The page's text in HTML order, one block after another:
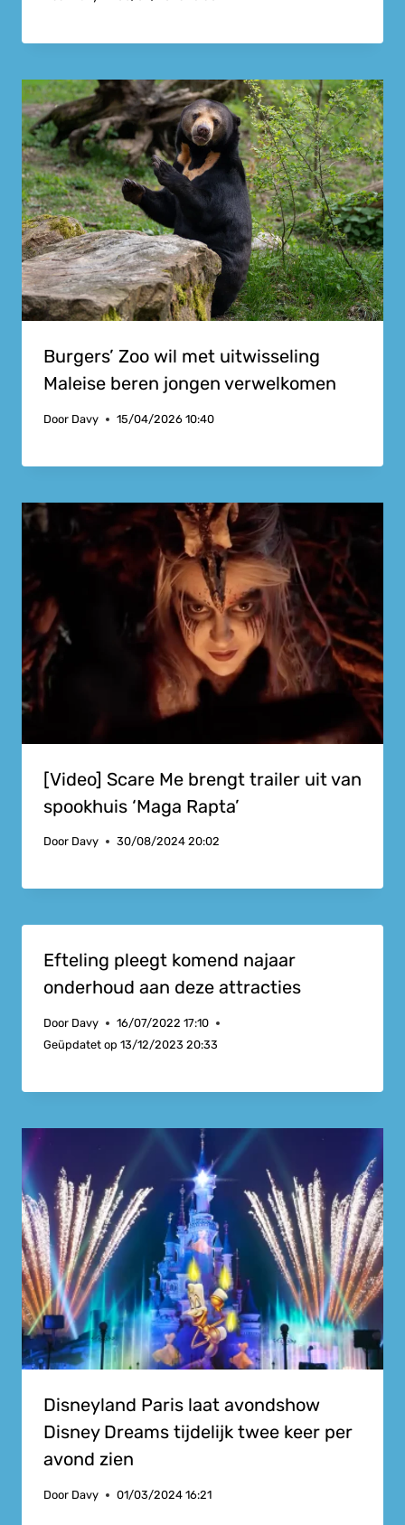
Burgers’ Zoo wil met uitwisseling
Maleise beren jongen verwelkomen
Door Davy 15/04/2026 10:40
[Video] Scare Me brengt trailer uit van
spookhuis ‘Maga Rapta’
Door Davy 30/08/2024 20:02
Efteling pleegt komend najaar
onderhoud aan deze attracties
Door Davy
16/07/2022 17:10
Geüpdatet op 13/12/2023 20:33
Disneyland Paris laat avondshow
Disney Dreams tijdelijk twee keer per
avond zien
Door Davy 01/03/2024 16:21